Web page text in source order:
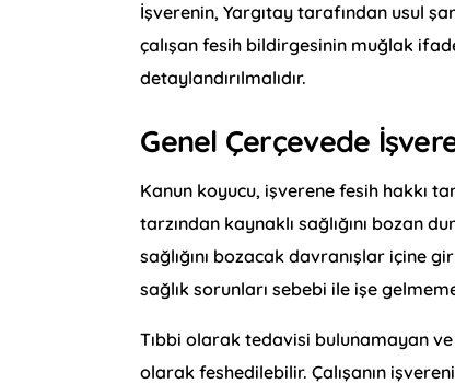
İşverenin, Yargıtay tarafından usul
çalışan fesih bildirgesinin muğlak
detaylandırılmalıdır.
Genel Çerçevede
Kanun koyucu, işverene fesih hakkı
tarzından kaynaklı sağlığını bozan
sağlığını bozacak davranışlar içine
sağlık sorunları sebebi ile işe
Tıbbi olarak tedavisi bulunamayan
olarak feshedilebilir. Çalışanın